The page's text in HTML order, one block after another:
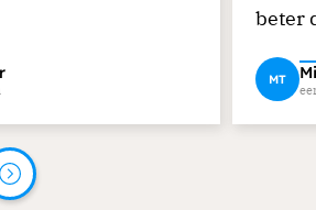
beter
vind
strips
MT